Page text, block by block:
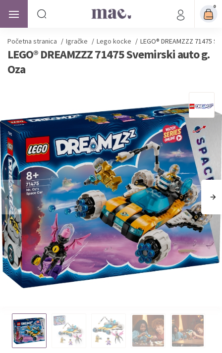
0
Početna stranica / Igračke / Lego kocke / LEGO® DREAMZZZ 71475
LEGO® DREAMZZZ 71475 Svemirski auto g.
Oza